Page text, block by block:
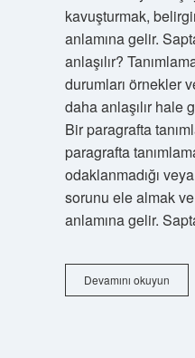
kavuşturmak,
anlamına gelir.
anlaşılır?
durumları örnekler
daha anlaşılır hale
Bir paragrafta
paragrafta
odaklanmadığı
sorunu ele almak
anlamına gelir.
Devamını okuyunTdk